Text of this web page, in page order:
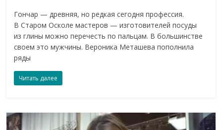
Гончар — древняя, но редкая сегодня профессия.
В Старом Осколе мастеров — изготовителей посуды
из глины можно перечесть по пальцам. В большинстве
своем это мужчины. Вероника Меташева пополнила
ряды
Читать далее